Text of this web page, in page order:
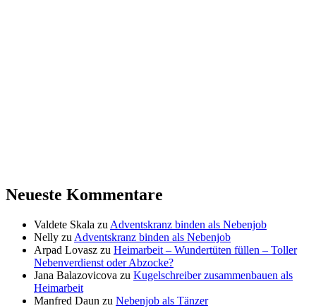
Neueste Kommentare
Valdete Skala zu Adventskranz binden als Nebenjob
Nelly zu Adventskranz binden als Nebenjob
Arpad Lovasz zu Heimarbeit – Wundertüten füllen – Toller
Nebenverdienst oder Abzocke?
Jana Balazovicova zu Kugelschreiber zusammenbauen als
Heimarbeit
Manfred Daun zu Nebenjob als Tänzer